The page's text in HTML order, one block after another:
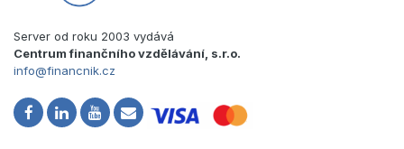
Server od roku 2003 vydává
Centrum finančního vzdělávání, s.r.o.
info@financnik.cz